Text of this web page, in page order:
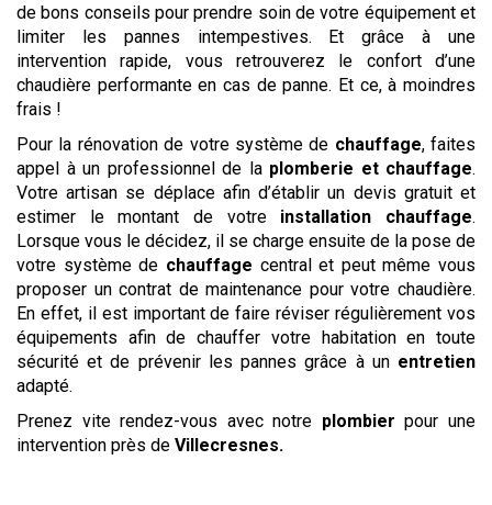
de bons conseils pour prendre soin de votre équipement et
limiter les pannes intempestives. Et grâce à une
intervention rapide, vous retrouverez le confort d’une
chaudière performante en cas de panne. Et ce, à moindres
frais !
Pour la rénovation de votre système de chauffage, faites
appel à un professionnel de la plomberie et chauffage.
Votre artisan se déplace afin d’établir un devis gratuit et
estimer le montant de votre installation chauffage.
Lorsque vous le décidez, il se charge ensuite de la pose de
votre système de chauffage central et peut même vous
proposer un contrat de maintenance pour votre chaudière.
En effet, il est important de faire réviser régulièrement vos
équipements afin de chauffer votre habitation en toute
sécurité et de prévenir les pannes grâce à un entretien
adapté.
Prenez vite rendez-vous avec notre plombier pour une
intervention près de Villecresnes.